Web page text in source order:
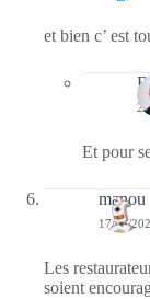
et bien c’ est
Et pour
manou
17/03/
Les
soient